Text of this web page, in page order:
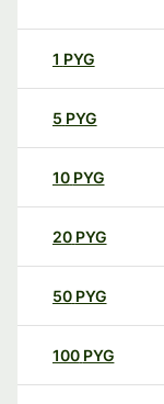
1 PYG
5 PYG
10 PYG
20 PYG
50 PYG
100 PYG